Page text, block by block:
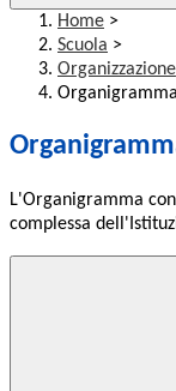
Home >
Scuola >
Organizzazione
L'Organigramma
complessa